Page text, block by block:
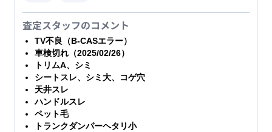
査定スタッフのコメント
TV不良（B-CASエラー）
車検切れ（2025/02/26）
トリムA、シミ
シートスレ、シミ大、コゲ穴
天井スレ
ハンドルスレ
ペット毛
トランクダンパーヘタリ小